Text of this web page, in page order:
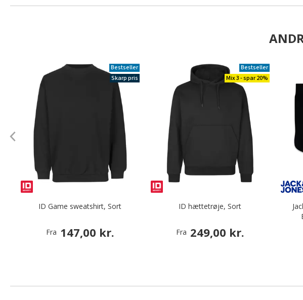
Bestseller
Skarp pris
ID Game sweatshirt, Sort
Fra 147,00 kr.
Bestseller
Mix 3 - spar 20%
ID hættetrøje, Sort
Fra 249,00 kr.